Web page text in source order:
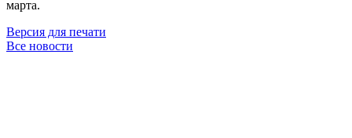
марта.
Версия для печати
Все новости